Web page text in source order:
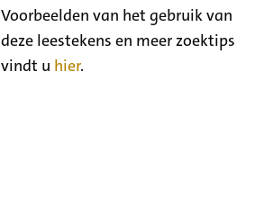
Voorbeelden van het gebruik van
deze leestekens en meer zoektips
vindt u hier.